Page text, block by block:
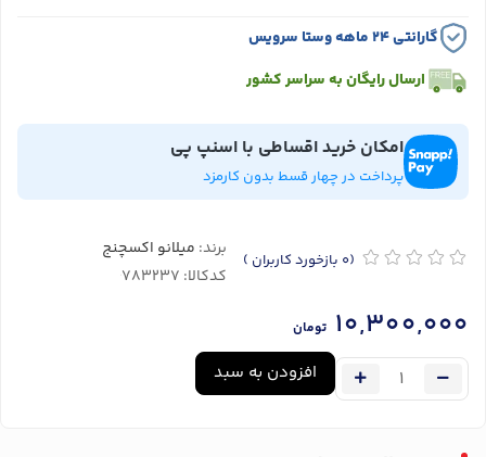
گارانتی ۲۴ ماهه وستا سرویس
ارسال رایگان به سراسر کشور
امکان خرید اقساطی با اسنپ پی
پرداخت در چهار قسط بدون کارمزد
(0 بازخورد کاربران ) برند: میلانو اکسچنج
کدکالا:
10,300,000 تومان
افزودن به سبد